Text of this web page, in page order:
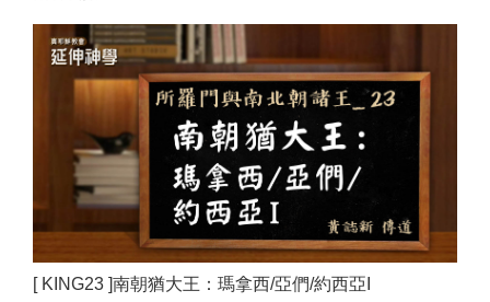
[ KING23 ]南朝猶大王：瑪拿西/亞們/約西亞I